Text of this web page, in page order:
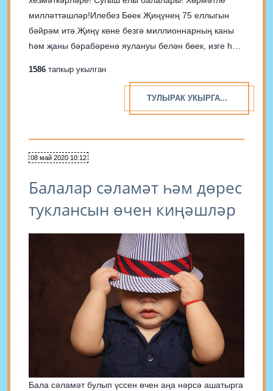
милләттәшләр!Илебез Бөек Җиңүнең 75 еллыгын
бәйрәм итә.Җиңү көне безгә миллионнарның каны
һәм җаны бә­рабәренә яулануы белән бөек, изге һәм
яши, хәтер мәңгелек. Ватан өчен дәһшәтле көрәштә
1586 тапкыр укылган
ТУЛЫРАК УКЫРГА...
08 май 2020 10:12
Балалар сәламәт һәм дөрес
туклансын өчен киңәшләр
Бала сәламәт булып үссен өчен аңа нәрсә ашатырга